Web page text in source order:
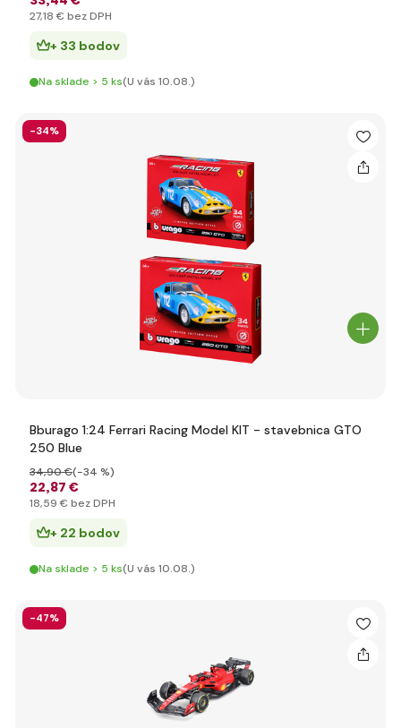
27,18 € bez DPH
+ 33 bodov
Na sklade > 5 ks(U vás 10.08.)
-34%
Bburago 1:24 Ferrari Racing Model KIT - stavebnica GTO
250 Blue
22,87 €
34,90 €(-34 %)
18,59 € bez DPH
+ 22 bodov
Na sklade > 5 ks(U vás 10.08.)
-47%